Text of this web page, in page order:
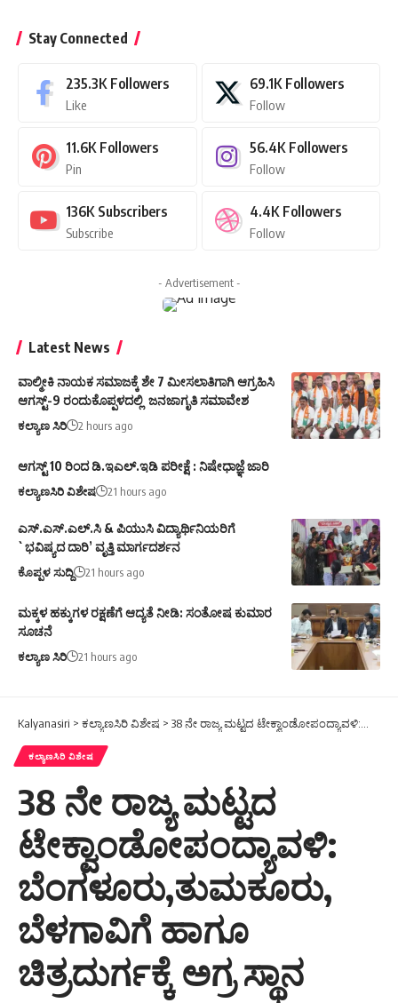
Stay Connected
235.3K Followers
Like
69.1K Followers
Follow
11.6K Followers
Pin
56.4K Followers
Follow
136K Subscribers
Subscribe
4.4K Followers
Follow
- Advertisement -
Latest News
ವಾಲ್ಮೀಕಿ ನಾಯಕ ಸಮಾಜಕ್ಕೆ ಶೇ 7 ಮೀಸಲಾತಿಗಾಗಿ ಆಗ್ರಹಿಸಿ
ಆಗಸ್ಟ್‌-9 ರಂದುಕೊಪ್ಪಳದಲ್ಲಿ ಜನಜಾಗೃತಿ ಸಮಾವೇಶ
ಕಲ್ಯಾಣ ಸಿರಿ 2 hours ago
ಆಗಸ್ಟ್ 10 ರಿಂದ ಡಿ.ಇಎಲ್.ಇಡಿ ಪರೀಕ್ಷೆ : ನಿಷೇಧಾಜ್ಞೆ ಜಾರಿ
ಕಲ್ಯಾಣಸಿರಿ ವಿಶೇಷ 21 hours ago
ಎಸ್.ಎಸ್.ಎಲ್.ಸಿ & ಪಿಯುಸಿ ವಿದ್ಯಾರ್ಥಿನಿಯರಿಗೆ
`ಭವಿಷ್ಯದ ದಾರಿ’ ವೃತ್ತಿ ಮಾರ್ಗದರ್ಶನ
ಕೊಪ್ಪಳ ಸುದ್ದಿ 21 hours ago
ಮಕ್ಕಳ ಹಕ್ಕುಗಳ ರಕ್ಷಣೆಗೆ ಆದ್ಯತೆ ನೀಡಿ: ಸಂತೋಷ ಕುಮಾರ
ಸೂಚನೆ
ಕಲ್ಯಾಣ ಸಿರಿ 21 hours ago
Kalyanasiri > ಕಲ್ಯಾಣಸಿರಿ ವಿಶೇಷ > 38 ನೇ ರಾಜ್ಯ ಮಟ್ಟದ ಟೇಕ್ವಾಂಡೋಪಂದ್ಯಾವಳಿ:ಬೆಂಗಳೂರು,ತುಮಕೂರು, ಬೆಳಗಾವಿಗೆ ಹಾಗೂ ಚಿತ್ರದುರ್ಗಕ್ಕೆ ಅಗ್ರ ಸ್ಥಾನ
ಕಲ್ಯಾಣಸಿರಿ ವಿಶೇಷ
38 ನೇ ರಾಜ್ಯ ಮಟ್ಟದ
ಟೇಕ್ವಾಂಡೋಪಂದ್ಯಾವಳಿ:
ಬೆಂಗಳೂರು,ತುಮಕೂರು,
ಬೆಳಗಾವಿಗೆ ಹಾಗೂ
ಚಿತ್ರದುರ್ಗಕ್ಕೆ ಅಗ್ರ ಸ್ಥಾನ